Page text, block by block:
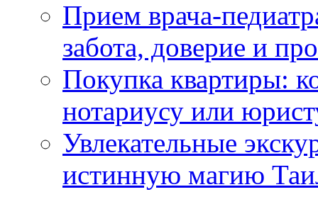
Прием врача-
забота, доверие и
Покупка квартиры:
нотариусу или
Увлекательные
истинную магию